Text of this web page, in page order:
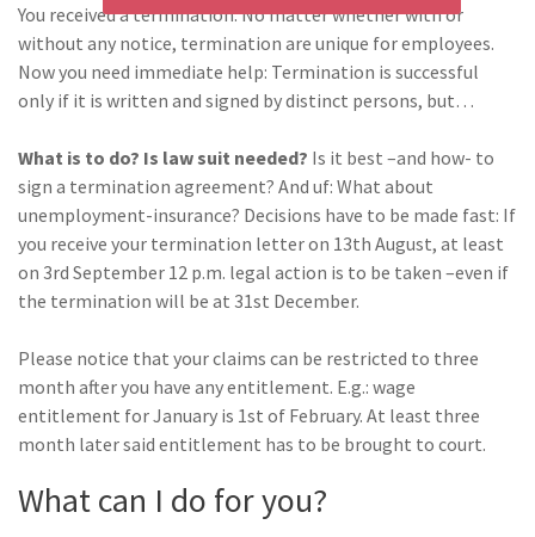
You received a termination. No matter whether with or
without any notice, termination are unique for employees.
Now you need immediate help: Termination is successful
only if it is written and signed by distinct persons, but…
What is to do? Is law suit needed? Is it best –and how- to
sign a termination agreement? And uf: What about
unemployment-insurance? Decisions have to be made fast: If
you receive your termination letter on 13th August, at least
on 3rd September 12 p.m. legal action is to be taken –even if
the termination will be at 31st December.
Please notice that your claims can be restricted to three
month after you have any entitlement. E.g.: wage
entitlement for January is 1st of February. At least three
month later said entitlement has to be brought to court.
What can I do for you?